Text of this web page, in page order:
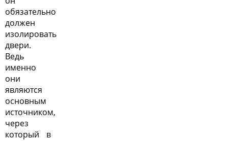
обязательно
должен
изолировать
двери.
Ведь
именно
они
являются
основным
источником,
через
который в